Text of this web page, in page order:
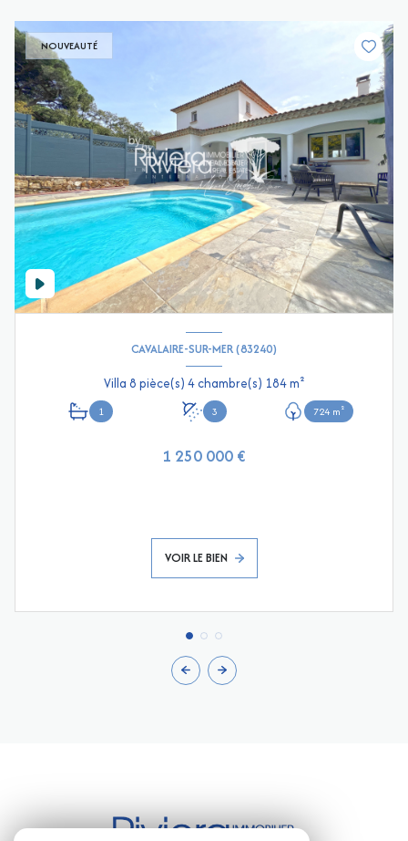
NOUVEAUTÉ
CAVALAIRE-SUR-MER (83240)
Villa 8 pièce(s) 4 chambre(s) 184 m²
1 3 724 m²
1 250 000 €
VOIR LE BIEN